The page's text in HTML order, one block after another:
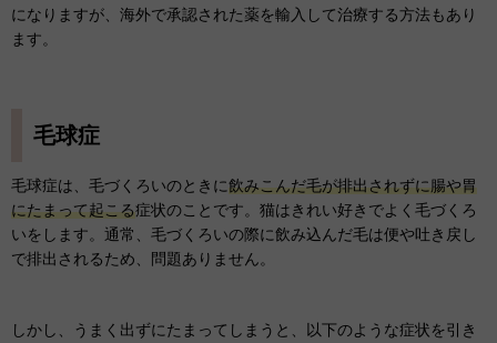
になりますが、海外で承認された薬を輸入して治療する方法もあり
ます。
毛球症
毛球症は、毛づくろいのときに飲みこんだ毛が排出されずに腸や胃
にたまって起こる症状のことです。猫はきれい好きでよく毛づくろ
いをします。通常、毛づくろいの際に飲み込んだ毛は便や吐き戻し
で排出されるため、問題ありません。
しかし、うまく出ずにたまってしまうと、以下のような症状を引き